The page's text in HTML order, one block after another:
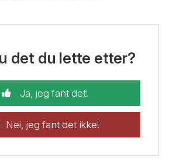
det du lette etter?
Ja, jeg fant det!
Nei, jeg fant det ikke!